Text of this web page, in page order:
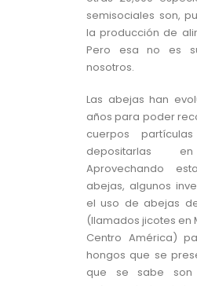
semisociales son,
la producción de
Pero esa no es
nosotros.
Las abejas han
años para poder
cuerpos
depositarlas
Aprovechando
abejas, algunos
el uso de abejas
(llamados jicotes en
Centro América)
hongos que se
que se sabe son